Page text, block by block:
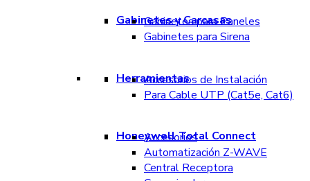
Gabinetes y Carcasas
Gabinetes para Paneles
Gabinetes para Sirena
Herramientas
Accesorios de Instalación
Para Cable UTP (Cat5e, Cat6)
Honeywell Total Connect
Accesorios
Automatización Z-WAVE
Central Receptora